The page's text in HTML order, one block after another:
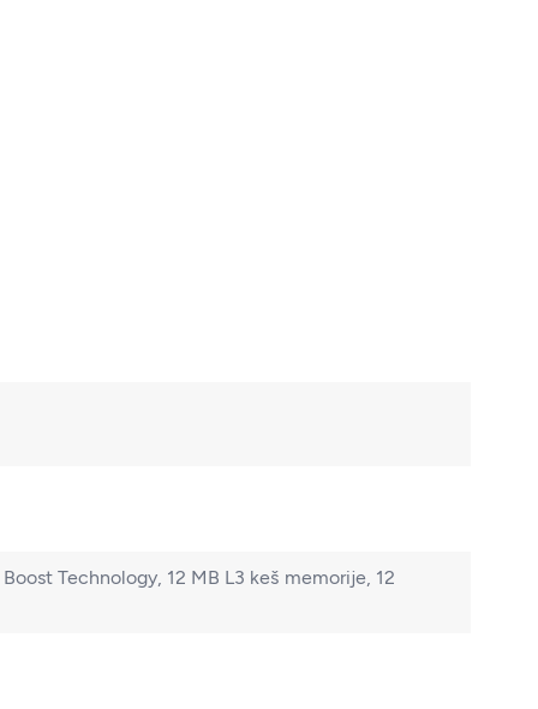
Technology, 12 MB L3 keš memorije, 12